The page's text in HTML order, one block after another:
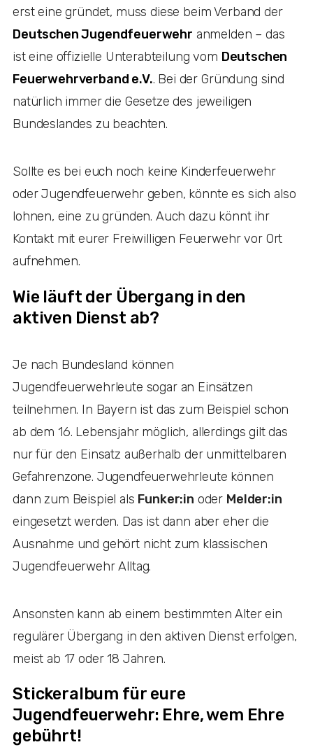
erst eine gründet, muss diese beim Verband der
Deutschen Jugendfeuerwehr anmelden – das
ist eine offizielle Unterabteilung vom Deutschen
Feuerwehrverband e.V.. Bei der Gründung sind
natürlich immer die Gesetze des jeweiligen
Bundeslandes zu beachten.
Sollte es bei euch noch keine Kinderfeuerwehr
oder Jugendfeuerwehr geben, könnte es sich also
lohnen, eine zu gründen. Auch dazu könnt ihr
Kontakt mit eurer Freiwilligen Feuerwehr vor Ort
aufnehmen.
Wie läuft der Übergang in den
aktiven Dienst ab?
Je nach Bundesland können
Jugendfeuerwehrleute sogar an Einsätzen
teilnehmen. In Bayern ist das zum Beispiel schon
ab dem 16. Lebensjahr möglich, allerdings gilt das
nur für den Einsatz außerhalb der unmittelbaren
Gefahrenzone. Jugendfeuerwehrleute können
dann zum Beispiel als Funker:in oder Melder:in
eingesetzt werden. Das ist dann aber eher die
Ausnahme und gehört nicht zum klassischen
Jugendfeuerwehr Alltag.
Ansonsten kann ab einem bestimmten Alter ein
regulärer Übergang in den aktiven Dienst erfolgen,
meist ab 17 oder 18 Jahren.
Stickeralbum für eure
Jugendfeuerwehr: Ehre, wem Ehre
gebührt!